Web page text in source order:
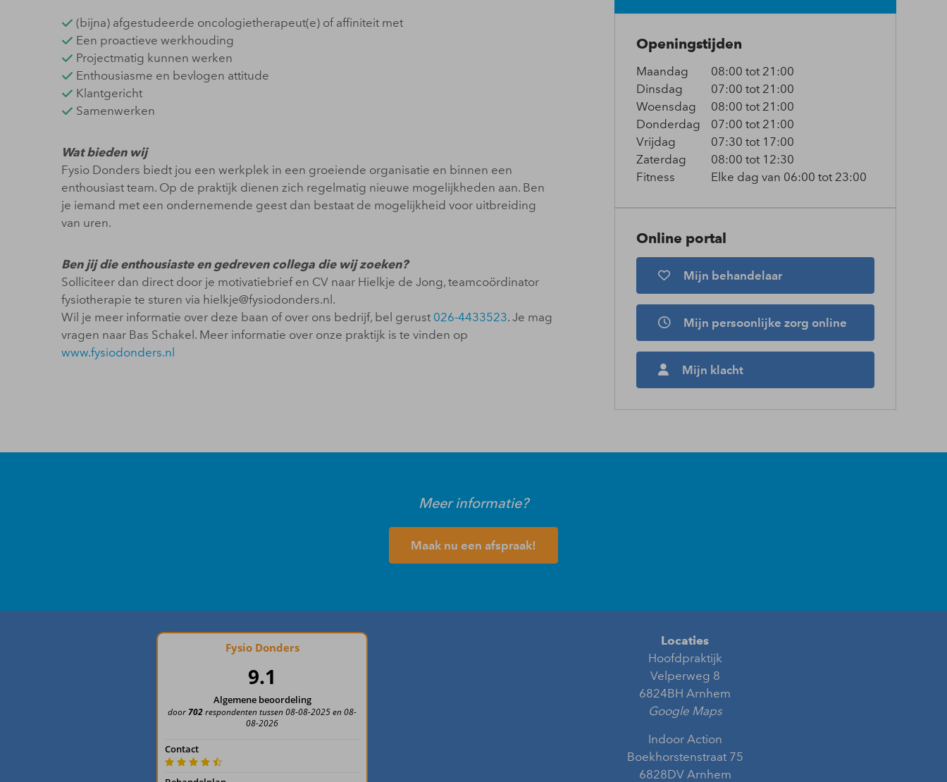
(bijna) afgestudeerde oncologietherapeut(e) of affiniteit met
Een proactieve werkhouding
Projectmatig kunnen werken
Enthousiasme en bevlogen attitude
Klantgericht
Samenwerken
Wat bieden wij
Fysio Donders biedt jou een werkplek in een groeiende organisatie en binnen een
enthousiast team. Op de praktijk dienen zich regelmatig nieuwe mogelijkheden aan. Ben
je iemand met een ondernemende geest dan bestaat de mogelijkheid voor uitbreiding
van uren.
Ben jij die enthousiaste en gedreven collega die wij zoeken?
Solliciteer dan direct door je motivatiebrief en CV naar Hielkje de Jong, teamcoördinator
fysiotherapie te sturen via hielkje@fysiodonders.nl.
Wil je meer informatie over deze baan of over ons bedrijf, bel gerust 026-4433523. Je mag
vragen naar Bas Schakel. Meer informatie over onze praktijk is te vinden op
www.fysiodonders.nl
Openingstijden
Maandag
Dinsdag
Woensdag
Donderdag
Vrijdag
Zaterdag
Fitness
08:00 tot 21:00
07:00 tot 21:00
08:00 tot 21:00
07:00 tot 21:00
07:30 tot 17:00
08:00 tot 12:30
Elke dag van 06:00 tot 23:00
Online portal
Mijn behandelaar
Mijn persoonlijke zorg online
Mijn klacht
Meer informatie?
Maak nu een afspraak!
Locaties
Hoofdpraktijk
Velperweg 8
6824BH Arnhem
Google Maps
Indoor Action
Boekhorstenstraat 75
6828DV Arnhem